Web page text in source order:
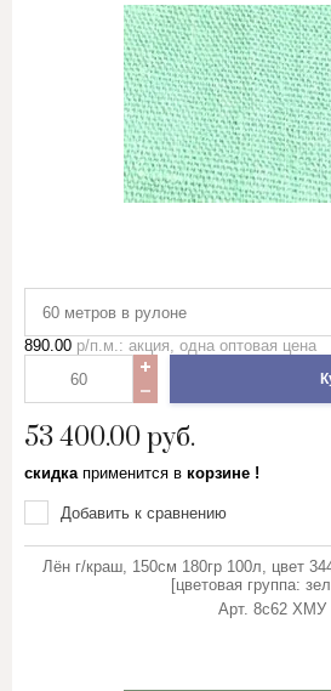
60 метров в рулоне
890.00 р/п.м.: акция, одна оптовая цена
53 400.00руб.
скидка применится в корзине !
Добавить к сравнению
Лён г/краш, 150см 180гр 100л, цвет
[цветовая группа:
Арт. 8с62 ХМУ